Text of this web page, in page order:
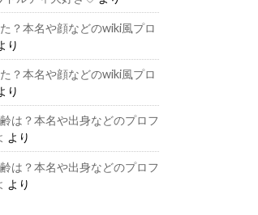
？本名や顔などのwiki風プロ
り
？本名や顔などのwiki風プロ
り
は？本名や出身などのプロフ
より
は？本名や出身などのプロフ
より